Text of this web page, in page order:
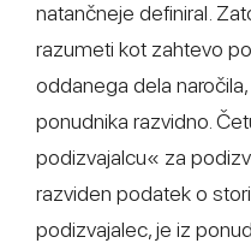
natančneje definiral.
razumeti kot zahtevo
oddanega dela
ponudnika razvidno.
podizvajalcu« za
razviden podatek o
podizvajalec, je iz